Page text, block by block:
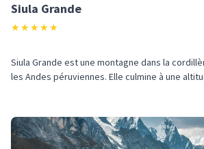
Siula Grande
★★★★★
Siula Grande est une montagne dans la
les Andes péruviennes. Elle culmine à une